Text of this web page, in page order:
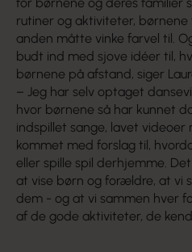
rutiner og aktiviteter,
anden måtte vinke farvel til.
budt ind med sjove idéer til,
børnene på afstand, siger
– Jeg har selv optaget
hvor børnene så har kunnet
indspillet sange, lavet
kommet med forslag til,
eller spille spil derhjemme.
at vise børn og forældre, at vi
dem - og at vi sammen hver
af de gode aktiviteter, de